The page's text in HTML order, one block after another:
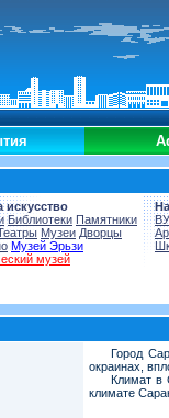
искусство
Библиотеки Памятники
Музеи Дворцы
Музей Эрьзи
музей
Город
окраинах,
Климат в
климате